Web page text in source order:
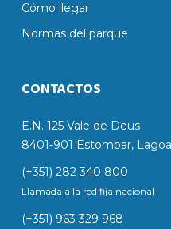
Cómo llegar
Normas del parque
CONTACTOS
E.N. 125 Vale de Deus
8401-901 Estombar, Lagoa
(+351) 282 340 800
Llamada a la red fija nacional
(+351) 963 329 968